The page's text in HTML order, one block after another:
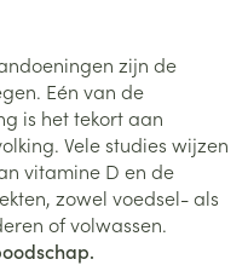
zijn de
Eén van de
is het tekort aan
Vele studies wijzen
vitamine D en de
zowel voedsel- als
of volwassen.